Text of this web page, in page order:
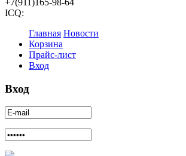
ICQ:
Главная Новости
Корзина
Прайс-лист
Вход
Вход